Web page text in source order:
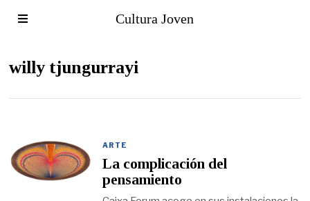
Cultura Joven
willy tjungurrayi
ARTE
La complicación del
pensamiento